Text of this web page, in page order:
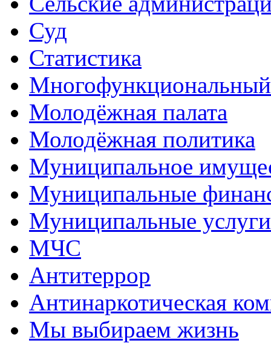
Суд
Статистика
Молодёжная палата
Молодёжная политика
Муниципальное
Муниципальные
Муниципальные услуги
МЧС
Антитеррор
Антинаркотическая
Мы выбираем жизнь